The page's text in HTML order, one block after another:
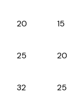
20 15
25 20
32 25